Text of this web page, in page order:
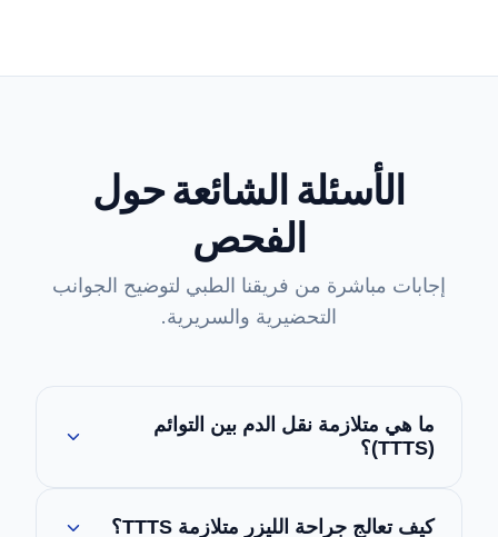
الأسئلة الشائعة حول
الفحص
إجابات مباشرة من فريقنا الطبي لتوضيح الجوانب
التحضيرية والسريرية.
ما هي متلازمة نقل الدم بين التوائم
(TTTS)؟
هي حالة خطيرة تصيب التوائم المتطابقة وتنتج عن
كيف تعالج جراحة الليزر متلازمة TTTS؟